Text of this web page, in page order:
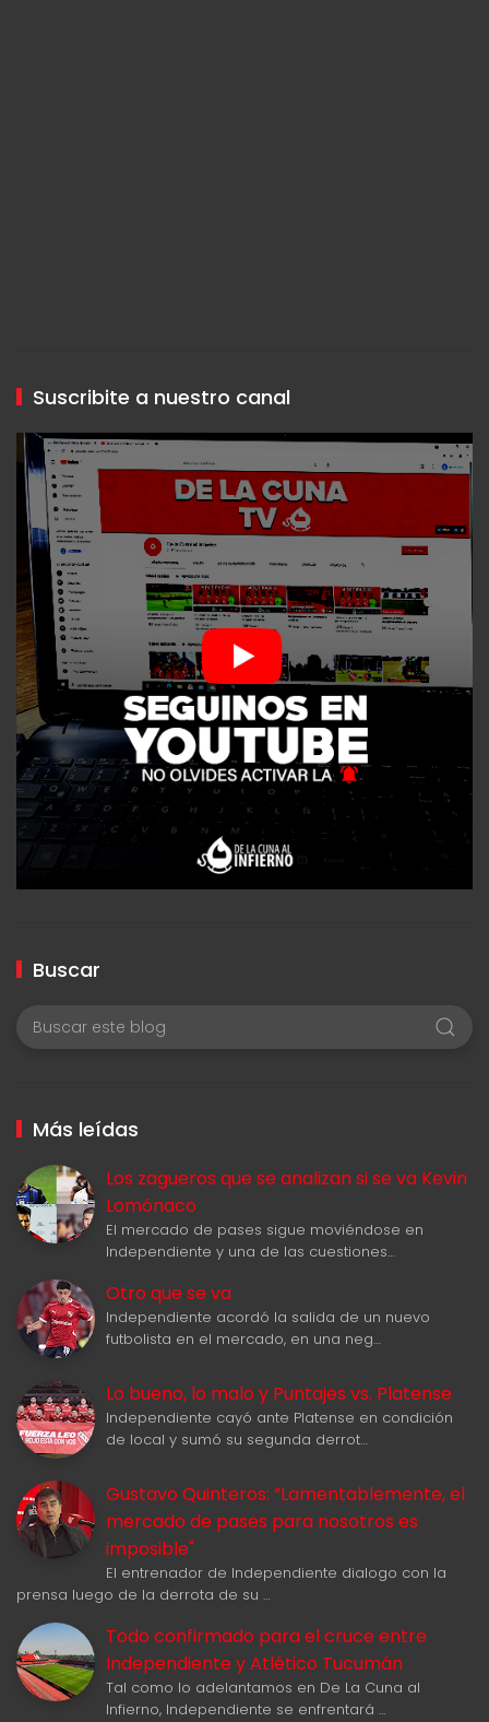
Suscribite a nuestro canal
Buscar
Más leídas
Los zagueros que se analizan si se va Kevin
Lomónaco
El mercado de pases sigue moviéndose en
Independiente y una de las cuestiones…
Otro que se va
Independiente acordó la salida de un nuevo
futbolista en el mercado, en una neg…
Lo bueno, lo malo y Puntajes vs. Platense
Independiente cayó ante Platense en condición
de local y sumó su segunda derrot…
Gustavo Quinteros: “Lamentablemente, el
mercado de pases para nosotros es
imposible"
El entrenador de Independiente dialogo con la
prensa luego de la derrota de su …
Todo confirmado para el cruce entre
Independiente y Atlético Tucumán
Tal como lo adelantamos en De La Cuna al
Infierno, Independiente se enfrentará …